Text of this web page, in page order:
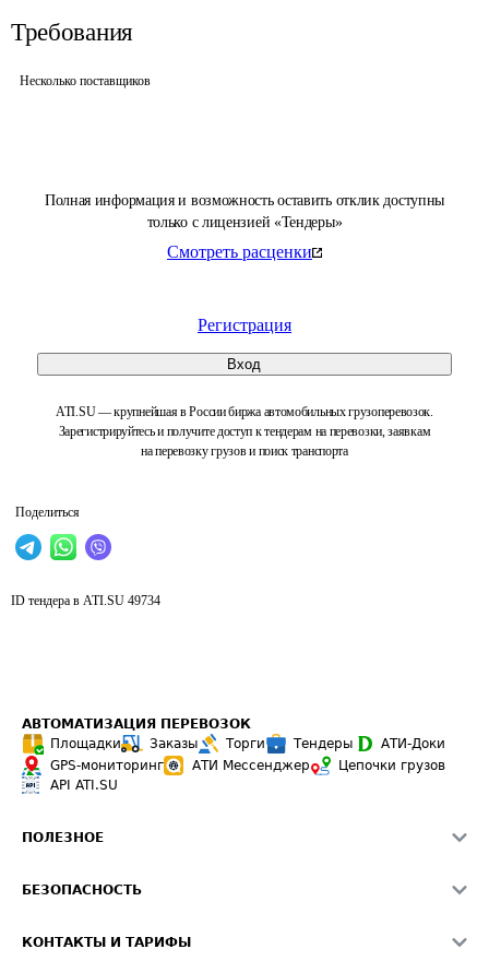
Полная информация и возможность оставить отклик доступны
только с лицензией «Тендеры»
Смотреть расценки
Регистрация
Вход
ATI.SU — крупнейшая в России биржа автомобильных грузоперевозок.
Зарегистрируйтесь и получите доступ к тендерам на перевозки, заявкам
на перевозку грузов и поиск транспорта
Поделиться
Требования
Несколько поставщиков
ID тендера в ATI.SU 49734
АВТОМАТИЗАЦИЯ ПЕРЕВОЗОК
Площадки
Заказы Торги Тендеры
АТИ-Доки
GPS-мониторинг
АТИ Мессенджер
Цепочки грузов
API ATI.SU
ПОЛЕЗНОЕ
Звезды ATI.SU на вашем сайте
БЕЗОПАСНОСТЬ
КОНТАКТЫ И ТАРИФЫ